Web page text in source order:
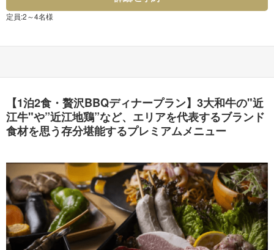
定員:2～4名様
【1泊2食・贅沢BBQディナープラン】3大和牛の"近
江牛"や”近江地鶏”など、エリアを代表するブランド
食材を思う存分堪能するプレミアムメニュー